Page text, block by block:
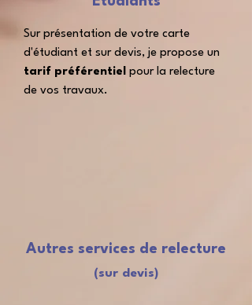
Sur présentation de votre carte
d'étudiant et sur devis, je propose un
tarif préférentiel pour la relecture
de vos travaux.
Autres services de relecture
(sur devis)